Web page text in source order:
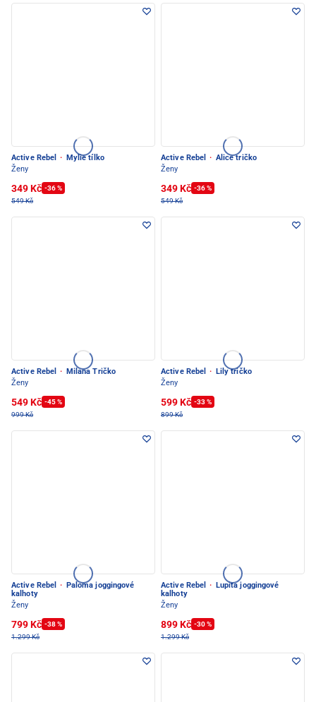
Active Rebel ·
Mylie tílko
Ženy
349 Kč -36 %
549 Kč
Active Rebel · Alice tričko
Ženy
349 Kč -36 %
549 Kč
Active Rebel ·
Milana Tričko
Ženy
549 Kč -45 %
999 Kč
Active Rebel ·
Lily tričko
Ženy
599 Kč -33 %
899 Kč
Active Rebel ·
Paloma joggingové
kalhoty
Ženy
799 Kč -38 %
1.299 Kč
Active Rebel ·
Lupita joggingové
kalhoty
Ženy
899 Kč -30 %
1.299 Kč